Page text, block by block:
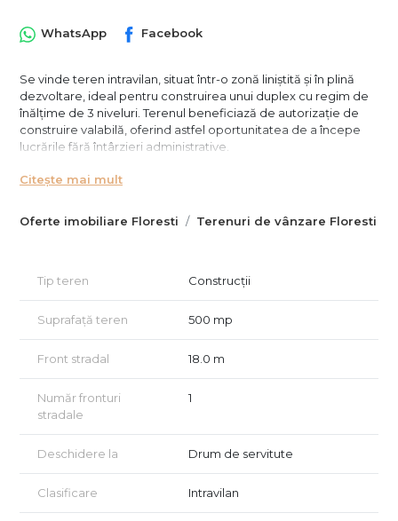
Oferte imobiliare Floresti Terenuri de vânzare Floresti
WhatsApp Facebook
Se vinde teren intravilan, situat într-o zonă liniștită și în plină
dezvoltare, ideal pentru construirea unui duplex cu regim de
înălțime de 3 niveluri. Terenul beneficiază de autorizație de
construire valabilă, oferind astfel oportunitatea de a începe
lucrările fără întârzieri administrative.
Caracteristici teren:
Acces la parcela direct din drum privat
Zonă rezidențială cu dezvoltare rapidă.
Regim de înălțime permis: S +2E
Posibilitate de construire imediată, fără proceduri birocratice
suplimentare.
Zonă cu potențial ridicat de apreciere a valorii imobiliare.
Ideal pentru investiții imobiliare sau pentru construirea unei
locuințe familiale.
Nu rata oportunitatea de a achiziționa un teren autorizat
pentru construcția unui duplex modern într-o locație
Citește mai mult
Tip teren Construcții
Suprafață teren 500 mp
Front stradal 18.0 m
Număr fronturi
stradale
1
Deschidere la Drum de servitute
Clasificare Intravilan